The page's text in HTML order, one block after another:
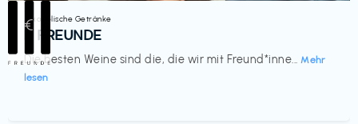
Alkoholische Getränke
III FREUNDE
Die besten Weine sind die, die wir mit Freund*inne... Mehr
lesen
€‎